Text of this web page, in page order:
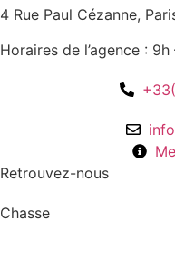
4 Rue Paul Cézanne,
Horaires de l’agence : 9h
Retrouvez-nous
Chasse